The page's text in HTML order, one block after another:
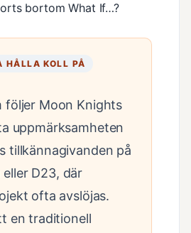
bortom What If…?
HÅLLA KOLL PÅ
följer Moon Knights
uppmärksamheten
tillkännagivanden på
D23, där
ofta avslöjas.
en traditionell